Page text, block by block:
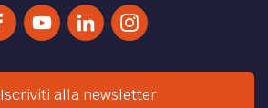
Iscriviti alla newsletter